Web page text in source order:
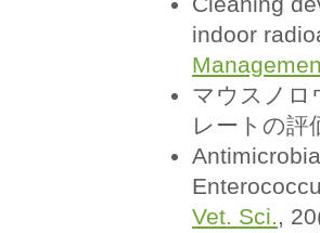
indoor
マウスノロ
レートの評
Vet. Sci.,